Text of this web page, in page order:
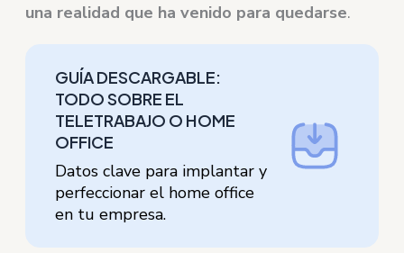
una realidad que ha venido para quedarse.
GUÍA DESCARGABLE:
TODO SOBRE EL
TELETRABAJO O HOME
OFFICE
Datos clave para implantar y
perfeccionar el home office
en tu empresa.